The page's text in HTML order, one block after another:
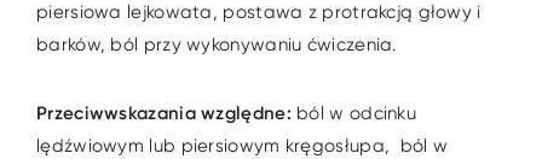
piersiowa lejkowata, postawa z protrakcją głowy i
barków, ból przy wykonywaniu ćwiczenia.
Przeciwwskazania względne: ból w odcinku
lędźwiowym lub piersiowym kręgosłupa, ból w